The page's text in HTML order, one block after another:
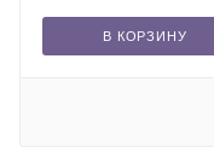
В КОРЗИНУ